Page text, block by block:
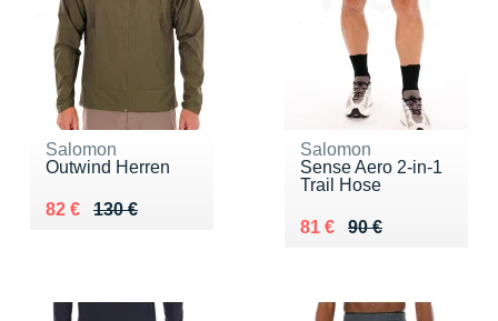
Salomon
Outwind Herren
130 €
Au lieu de 130 €
82 €
Vendu 82 €
Salomon
Sense Aero 2-in-1
Trail Hose
90 €
Au lieu de 90 €
81 €
Vendu 81 €